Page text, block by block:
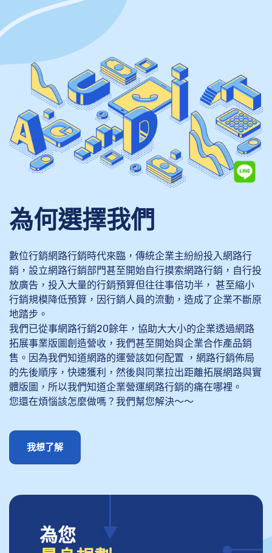
為何選擇我們
數位行銷網路行銷時代來臨，傳統企業主紛紛投入網路行
銷，設立網路行銷部門甚至開始自行摸索網路行銷，自行投
放廣告，投入大量的行銷預算但往往事倍功半， 甚至縮小
行銷規模降低預算，因行銷人員的流動，造成了企業不斷原
地踏步。
我們已從事網路行銷20餘年，協助大大小的企業透過網路
拓展事業版圖創造營收，我們甚至開始與企業合作產品銷
售。因為我們知道網路的運營該如何配置 ，網路行銷佈局
的先後順序，快速獲利，然後與同業拉出距離拓展網路與實
體版圖，所以我們知道企業營運網路行銷的痛在哪裡。
您還在煩惱該怎麼做嗎？我們幫您解決～～
我想了解
為您